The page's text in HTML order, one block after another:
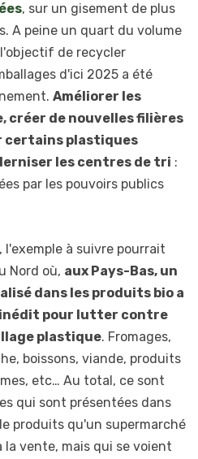
, sur un gisement de plus
A peine un quart du volume
de recycler
d'ici 2025 a été
Améliorer les
créer de nouvelles filières
certains plastiques
les centres de tri :
par les pouvoirs publics
l'exemple à suivre pourrait
Nord où, aux Pays-Bas, un
dans les produits bio a
pour lutter contre
plastique. Fromages,
boissons, viande, produits
etc… Au total, ce sont
qui sont présentées dans
produits qu'un supermarché
la vente, mais qui se voient